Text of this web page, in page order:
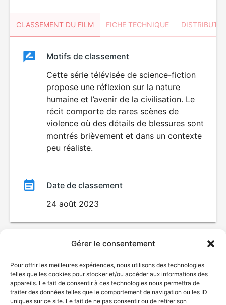
Gérer le consentement
Pour offrir les meilleures expériences, nous utilisons des technologies
telles que les cookies pour stocker et/ou accéder aux informations des
appareils. Le fait de consentir à ces technologies nous permettra de
traiter des données telles que le comportement de navigation ou les ID
uniques sur ce site. Le fait de ne pas consentir ou de retirer son
CLASSEMENT DU FILM FICHE TECHNIQUE
ClassementClassement
DÉCONSEILLÉ
AUX JEUNES
ENFANTS
Motifs de classement
Cette série télévisée de science-fiction
propose une réflexion sur la nature
humaine et l’avenir de la civilisation. Le
récit comporte de rares scènes de
violence où des détails de blessures sont
montrés brièvement et dans un contexte
peu réaliste.
Date de classement
24 août 2023